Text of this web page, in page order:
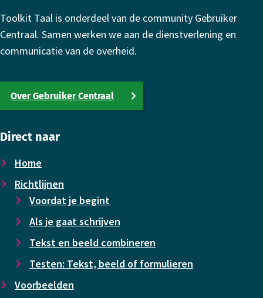
Toolkit Taal is onderdeel van de community Gebruiker
Centraal. Samen werken we aan de dienstverlening en
communicatie van de overheid.
Over Gebruiker Centraal
Direct naar
Home
Richtlijnen
Voor­dat je begint
Als je gaat schrijven
Tekst en beeld combineren
Testen: Tekst, beeld of formulieren
Voor­beelden